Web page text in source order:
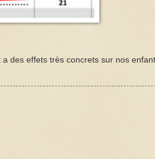
des effets très concrets sur nos